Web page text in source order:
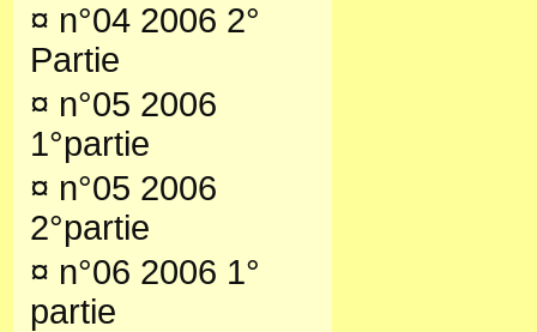
¤ n°04 2006 2°
Partie
¤ n°05 2006
1°partie
¤ n°05 2006
2°partie
¤ n°06 2006 1°
partie